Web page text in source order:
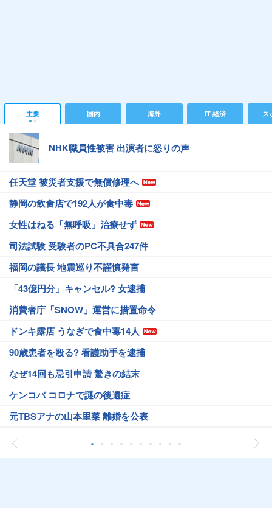
主要 国内 海外 IT 経済 ス
NHK職員性被害 出演者に怒りの声
任天堂 被災者支援で無償修理へ
静岡の飲食店で192人が食中毒
女性はねる「無呼吸」治療せず
司法試験 受験者のPC不具合247件
福岡の議長 地震巡り不謹慎発言
「43億円分」キャンセル? 女逮捕
消費者庁「SNOW」運営に措置命令
ドンキ露店 うなぎで食中毒14人
90歳患者を殴る? 看護助手を逮捕
なぜ14回も忌引申請 驚きの結末
ケンコバ コロナで謎の後遺症
元TBSアナの山本里菜 離婚を公表